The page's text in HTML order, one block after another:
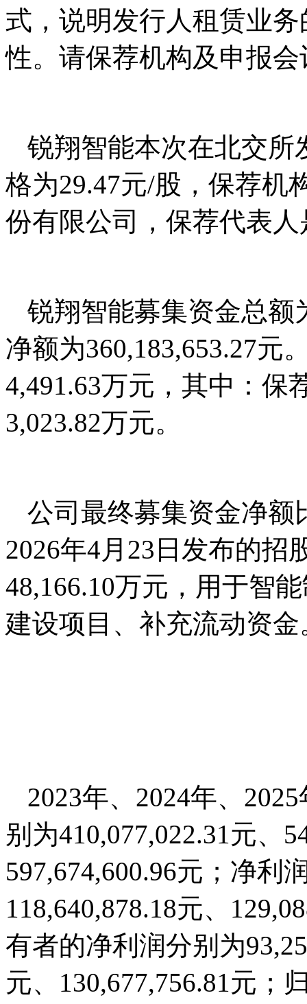
式，说明发行人租赁业
性。请保荐机构及申报
锐翔智能本次在北交所
格为29.47元/股，保荐机
份有限公司，保荐代表
锐翔智能募集资金总额
净额为360,183,653.27元
4,491.63万元，其中：保
3,023.82万元。
公司最终募集资金净额
2026年4月23日发布的招
48,166.10万元，用于智
建设项目、补充流动资金
2023年、2024年、
别为410,077,022.31元、
597,674,600.96元；净利
118,640,878.18元、
有者的净利润分别为
元、130,677,756.81元；